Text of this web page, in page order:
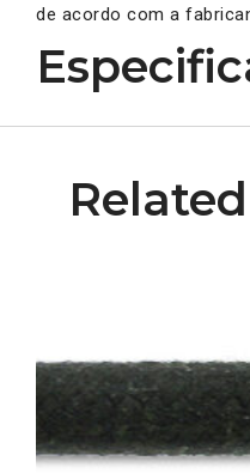
de acordo com a